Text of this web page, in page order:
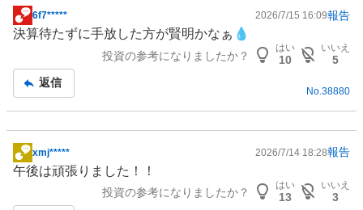
掲
示
事
6f7***** 2026/7/15 16:09報告
決算待たずに手放した方が賢明かなぁ💧
投資の参考になりましたか？
はい
10
いいえ
5
返信
No. 38880
掲
示
xmj***** 2026/7/14 18:28報告
午後は頑張りました！！
投資の参考になりましたか？
はい
13
いいえ
3